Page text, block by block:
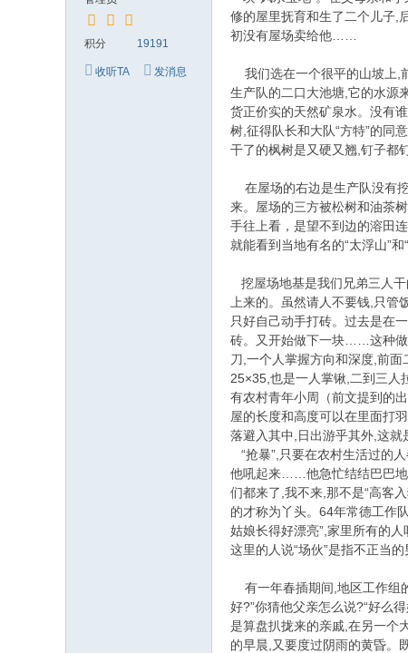
积分 19191
收听TA 发消息
修的屋里抚育和生了二个儿子,
初没有屋场卖给他……
我们选在一个很平的山坡上,
生产队的二口大池塘,它的水源
货正价实的天然矿泉水。没有
树,征得队长和大队“方特”的同
干了的枫树是又硬又翘,钉子都
在屋场的右边是生产队没有
来。屋场的三方被松树和油茶
手往上看，是望不到边的溶田
就能看到当地有名的“太浮山”
挖屋场地基是我们兄弟三人
上来的。虽然请人不要钱,只
只好自己动手打砖。过去是在
砖。又开始做下一块……这种做
刀,一个人掌握方向和深度,前
25×35,也是一人掌锹,二到三人
有农村青年小周（前文提到的
屋的长度和高度可以在里面打
落避入其中,日出游乎其外,这
“抢暴”,只要在农村生活过的
他吼起来……他急忙结结巴巴地
们都来了,我不来,那不是“高客
的才称为丫头。64年常德工作
姑娘长得好漂亮”,家里所有的人
这里的人说“场伙”是指不正当
有一年春插期间,地区工作组
好?”你猜他父亲怎么说?“好么
是算盘扒拢来的亲戚,在另一个
的早晨,又要度过阴雨的黄昏。